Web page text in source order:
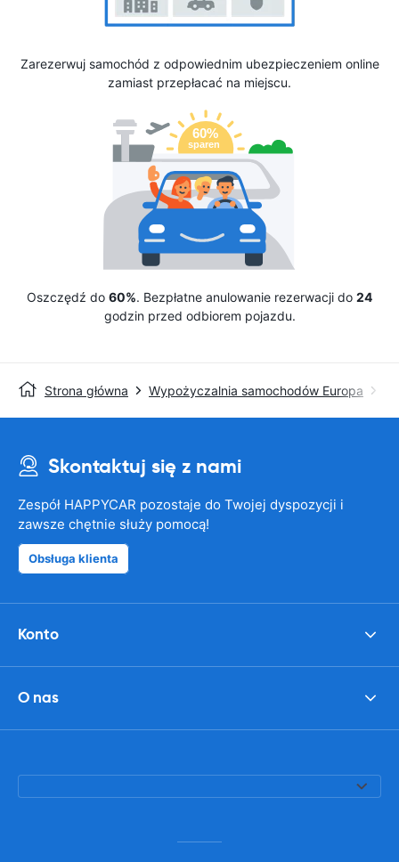
Zarezerwuj samochód z odpowiednim ubezpieczeniem online
zamiast przepłacać na miejscu.
Oszczędź do 60%. Bezpłatne anulowanie rezerwacji do 24
godzin przed odbiorem pojazdu.
Strona główna Wypożyczalnia samochodów Europa
Skontaktuj się z nami
Zespół HAPPYCAR pozostaje do Twojej dyspozycji i
zawsze chętnie służy pomocą!
Obsługa klienta
Konto
O nas